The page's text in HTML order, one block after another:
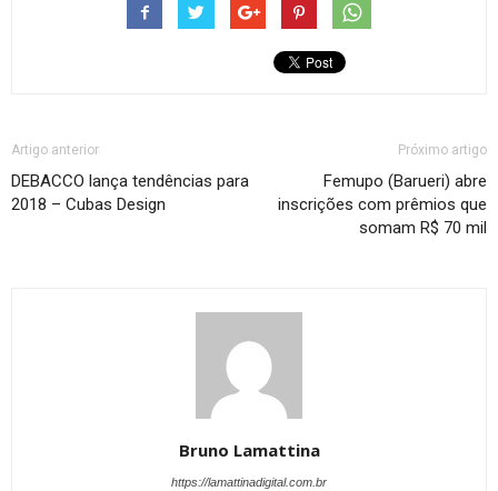
Artigo anterior
DEBACCO lança tendências para
2018 – Cubas Design
Próximo artigo
Femupo (Barueri) abre
inscrições com prêmios que
somam R$ 70 mil
Bruno Lamattina
https://lamattinadigital.com.br